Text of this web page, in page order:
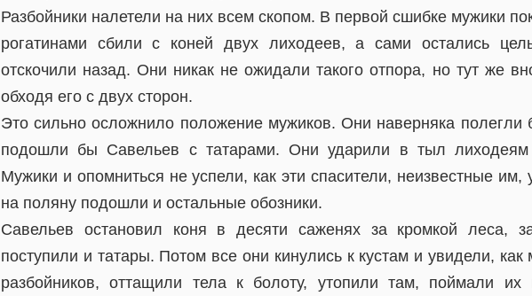
Разбойники налетели на них всем скопом. В первой сшибке мужики
рогатинами сбили с коней двух лиходеев, а сами остались
отскочили назад. Они никак не ожидали такого отпора, но тут же
обходя его с двух сторон.
Это сильно осложнило положение мужиков. Они наверняка полегли
подошли бы Савельев с татарами. Они ударили в тыл
Мужики и опомниться не успели, как эти спасители, неизвестные
на поляну подошли и остальные обозники.
Савельев остановил коня в десяти саженях за кромкой леса,
поступили и татары. Потом все они кинулись к кустам и увидели,
разбойников, оттащили тела к болоту, утопили там, поймали